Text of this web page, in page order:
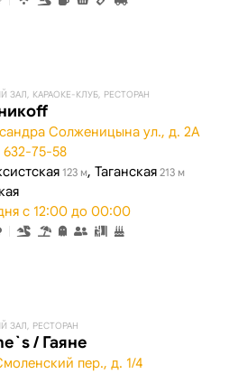
ЗАЛ, КАРАОКЕ-КЛУБ, РЕСТОРАН
Солженицына ул., д. 2А
632-75-58
123 м, Таганская 213 м
с 12:00 до 00:00
ЗАЛ, РЕСТОРАН
/ Гаяне
пер., д. 1/4